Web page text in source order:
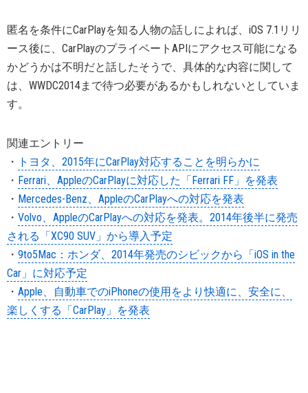
匿名を条件にCarPlayを知る人物の話しによれば、iOS 7.1リリ
ース後に、CarPlayのプライベートAPIにアクセス可能になる
かどうかは不明だと話したそうで、具体的な内容に関して
は、WWDC2014まで待つ必要があるかもしれないとしていま
す。
関連エントリー
・ トヨタ、2015年にCarPlay対応することを明らかに
・ Ferrari、AppleのCarPlayに対応した「Ferrari FF」を発表
・ Mercedes-Benz、AppleのCarPlayへの対応を発表
・ Volvo、AppleのCarPlayへの対応を発表。2014年後半に発売
される「XC90 SUV」から導入予定
・ 9to5Mac：ホンダ、2014年発売のシビックから「iOS in the
Car」に対応予定
・ Apple、自動車でのiPhoneの使用をより快適に、安全に、
楽しくする「CarPlay」を発表